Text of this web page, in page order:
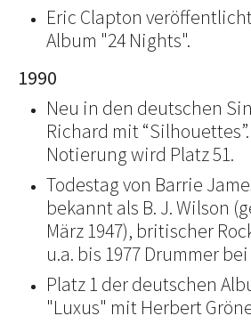
Eric Clapton
Album "24 Nights".
1990
Neu in den deutschen
Richard mit
Notierung wird Platz 51.
Todestag von Barrie
bekannt als B. J. Wilson
März 1947), britischer
u.a. bis 1977 Drummer
Platz 1 der deutschen
"Luxus" mit Herbert